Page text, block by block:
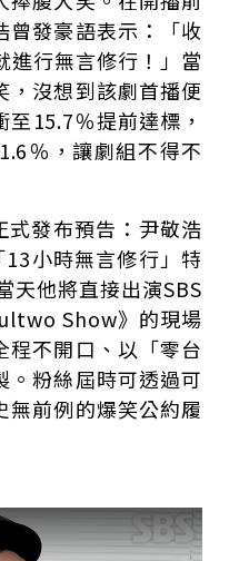
曾發豪語表示：「收
進行無言修行！」當
，沒想到該劇首播便
15.7％提前達標，
％，讓劇組不得不
式發布預告：尹敬浩
小時無言修行」特
天他將直接出演SBS
Show》的現場
程不開口、以「零台
。粉絲屆時可透過可
無前例的爆笑公約履